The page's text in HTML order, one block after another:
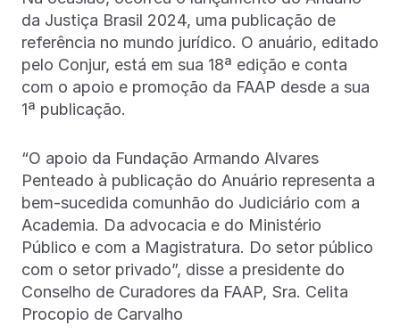
da Justiça Brasil 2024, uma publicação de
referência no mundo jurídico. O anuário, editado
pelo Conjur, está em sua 18ª edição e conta
com o apoio e promoção da FAAP desde a sua
1ª publicação.
“O apoio da Fundação Armando Alvares
Penteado à publicação do Anuário representa a
bem-sucedida comunhão do Judiciário com a
Academia. Da advocacia e do Ministério
Público e com a Magistratura. Do setor público
com o setor privado”, disse a presidente do
Conselho de Curadores da FAAP, Sra. Celita
Procopio de Carvalho